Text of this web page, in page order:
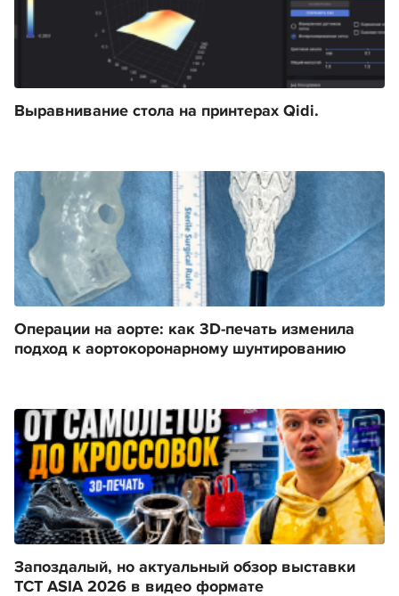
Выравнивание стола на принтерах Qidi.
Операции на аорте: как 3D-печать изменила
подход к аортокоронарному шунтированию
Запоздалый, но актуальный обзор выставки
TCT ASIA 2026 в видео формате